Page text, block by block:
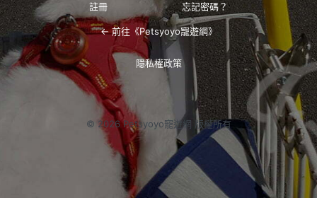
註冊 忘記密碼？
← 前往《Petsyoyo寵遊網》
隱私權政策
© 2026 Petsyoyo寵遊網 版權所有